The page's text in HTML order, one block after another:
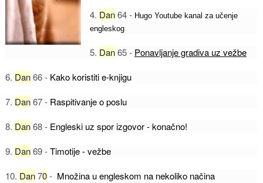
4. Dan64 - Hugo Youtube kanal za učenje
engleskog
5. Dan65 - Ponavljanje gradiva uz vežbe
6. Dan66 - Kako koristiti e-knjigu
7. Dan67 - Raspitivanje o poslu
8. Dan68 - Engleski uz spor izgovor - konačno!
9. Dan69 -Timotije - vežbe
10. Dan70- Množina u engleskom na nekoliko načina